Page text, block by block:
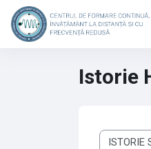
Sari la conţinutul principal
Istorie
Categorii curs